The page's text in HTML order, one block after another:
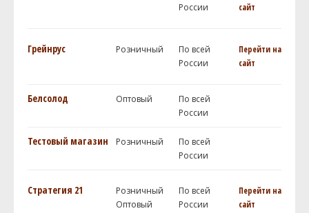
России
сайт
Грейнрус Розничный
По всей
России
Перейти на
сайт
Белсолод Оптовый
По всей
России
Тестовый магазин Розничный
По всей
России
Стратегия 21
Розничный
Оптовый
По всей
России
Перейти на
сайт